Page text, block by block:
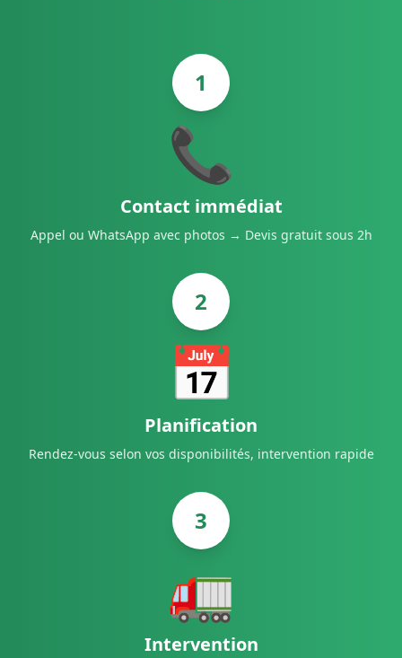
1
📞
Contact immédiat
Appel ou WhatsApp avec photos → Devis gratuit sous 2h
2
📅
Planification
Rendez-vous selon vos disponibilités, intervention rapide
3
🚛
Intervention